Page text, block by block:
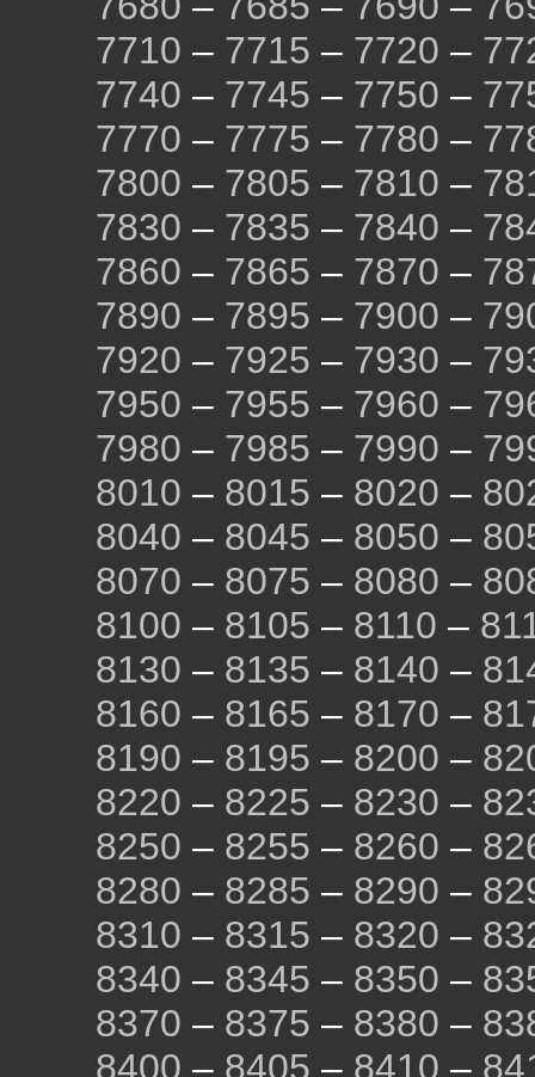
7710 – 7715 – 7720 –
7740 – 7745 – 7750 –
7770 – 7775 – 7780 –
7800 – 7805 – 7810 –
7830 – 7835 – 7840 –
7860 – 7865 – 7870 –
7890 – 7895 – 7900 –
7920 – 7925 – 7930 –
7950 – 7955 – 7960 –
7980 – 7985 – 7990 –
8010 – 8015 – 8020 –
8040 – 8045 – 8050 –
8070 – 8075 – 8080 –
8100 – 8105 – 8110 –
8130 – 8135 – 8140 –
8160 – 8165 – 8170 –
8190 – 8195 – 8200 –
8220 – 8225 – 8230 –
8250 – 8255 – 8260 –
8280 – 8285 – 8290 –
8310 – 8315 – 8320 –
8340 – 8345 – 8350 –
8370 – 8375 – 8380 –
8400 – 8405 – 8410 –